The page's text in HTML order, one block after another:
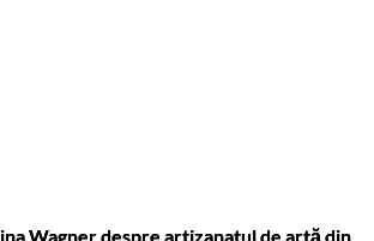
Wagner despre artizanatul de artă din